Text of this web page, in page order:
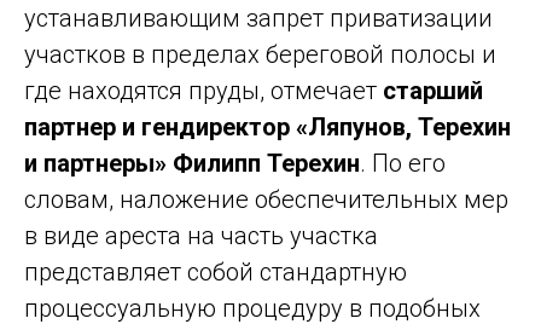
устанавливающим запрет приватизации
участков в пределах береговой полосы и
где находятся пруды, отмечает старший
партнер и гендиректор «Ляпунов, Терехин
и партнеры» Филипп Терехин. По его
словам, наложение обеспечительных мер
в виде ареста на часть участка
представляет собой стандартную
процессуальную процедуру в подобных